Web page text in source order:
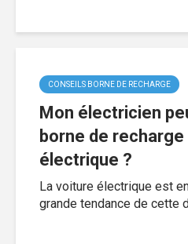
CONSEILS BORNE DE RECHARGE
Mon électricien
borne de
électrique ?
La voiture électrique est
grande tendance de cette